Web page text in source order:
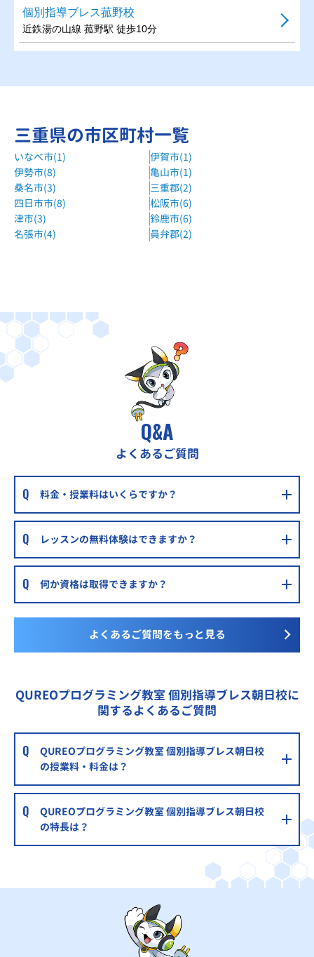
個別指導ブレス菰野校
近鉄湯の山線 菰野駅 徒歩10分
三重県の市区町村一覧
いなべ市(1)
伊賀市(1)
伊勢市(8)
亀山市(1)
桑名市(3)
三重郡(2)
四日市市(8)
松阪市(6)
津市(3)
鈴鹿市(6)
名張市(4)
員弁郡(2)
Q&A
よくあるご質問
料金・授業料はいくらですか？
レッスンの無料体験はできますか？
何か資格は取得できますか？
よくあるご質問をもっと見る
QUREOプログラミング教室 個別指導ブレス朝日校に
関するよくあるご質問
QUREOプログラミング教室 個別指導ブレス朝日校
の授業料・料金は？
QUREOプログラミング教室 個別指導ブレス朝日校
の特長は？